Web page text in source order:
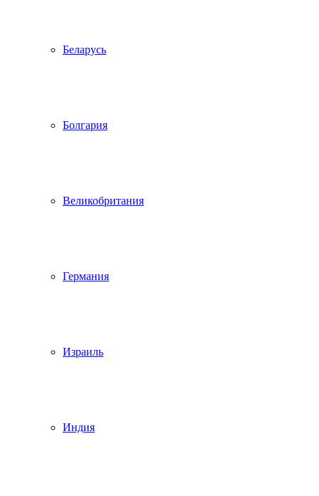
Беларусь
Болгария
Великобритания
Германия
Израиль
Индия